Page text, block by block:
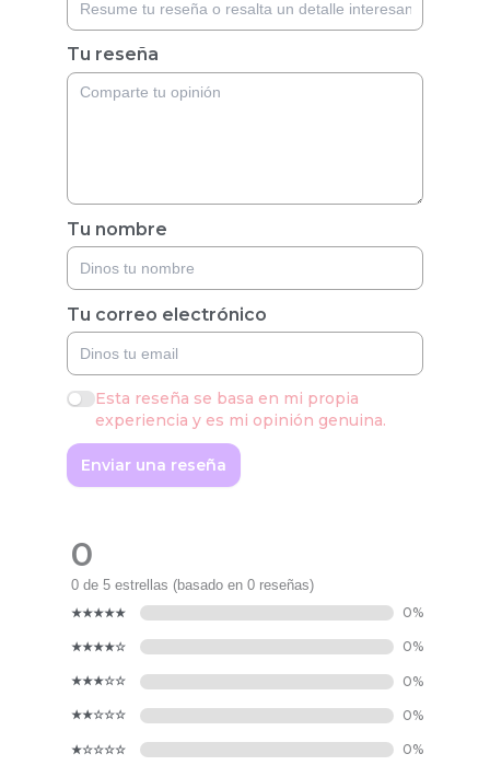
Tu reseña
Tu nombre
Tu correo electrónico
Esta reseña se basa en mi propia
experiencia y es mi opinión genuina.
Enviar una reseña
0
0 de 5 estrellas (basado en 0 reseñas)